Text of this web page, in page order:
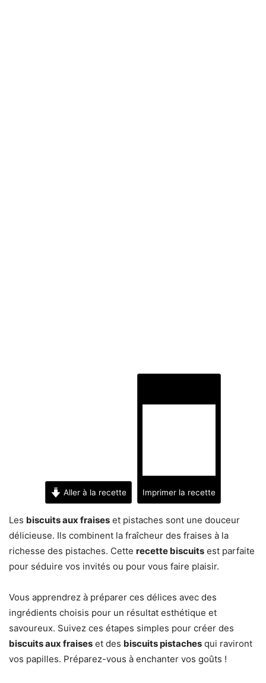
Aller à la recette Imprimer la recette
Les biscuits aux fraises et pistaches sont une douceur
délicieuse. Ils combinent la fraîcheur des fraises à la
richesse des pistaches. Cette recette biscuits est parfaite
pour séduire vos invités ou pour vous faire plaisir.
Vous apprendrez à préparer ces délices avec des
ingrédients choisis pour un résultat esthétique et
savoureux. Suivez ces étapes simples pour créer des
biscuits aux fraises et des biscuits pistaches qui raviront
vos papilles. Préparez-vous à enchanter vos goûts !